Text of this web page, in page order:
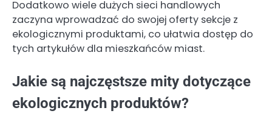
Dodatkowo wiele dużych sieci handlowych
zaczyna wprowadzać do swojej oferty sekcje z
ekologicznymi produktami, co ułatwia dostęp do
tych artykułów dla mieszkańców miast.
Jakie są najczęstsze mity dotyczące
ekologicznych produktów?